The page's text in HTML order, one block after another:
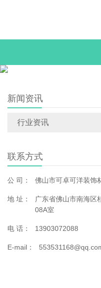
新闻资讯
行业资讯
联系方式
公 司： 佛山市可卓可洋装饰
地 址：
广东省佛山市南海区
08A室
电 话： 13903072088
E-mail：